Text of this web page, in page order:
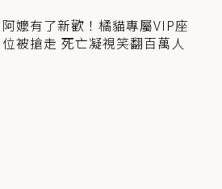
阿嬤有了新歡！橘貓專屬VIP座
位被搶走 死亡凝視笑翻百萬人